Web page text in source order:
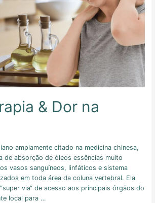
& Dor na
amplamente citado na medicina chinesa,
de absorção de óleos essências muito
vasos sanguíneos, linfáticos e sistema
em toda área da coluna vertebral. Ela
via“ de acesso aos principais órgãos do
local para …